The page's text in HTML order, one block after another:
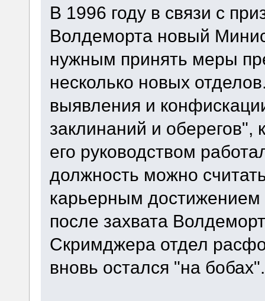
В 1996 году в связи с
Волдеморта новый
нужным принять меры
несколько новых
выявления и
заклинаний и оберегов",
его руководством
должность можно
карьерным
после захвата
Скримджера отдел
вновь остался "на